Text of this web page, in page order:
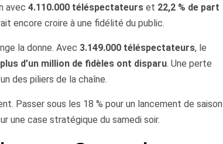
avec 4.110.000 téléspectateurset 22,2 % de part
encore croire à une fidélité du public.
la donne. Avec 3.149.000 téléspectateurs, le
plus d’un million de fidèles ont disparu. Une perte
des piliers de la chaîne.
Passer sous les 18 % pour un lancement de saison
une case stratégique du samedi soir.